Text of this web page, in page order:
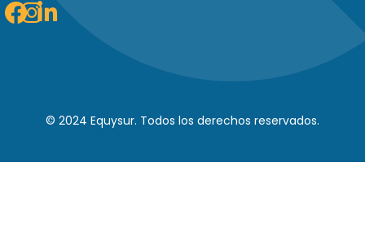
Facebook
Instagram
Linkedin-
© 2024 Equysur. Todos los derechos reservados.